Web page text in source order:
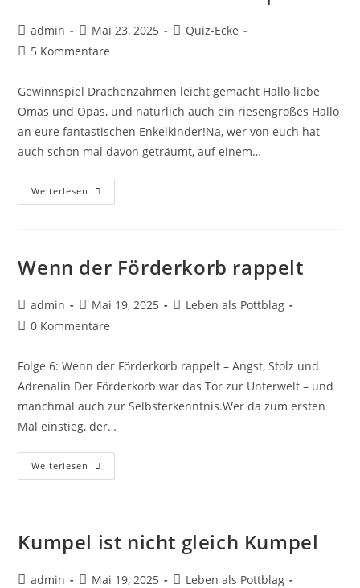
admin Mai 23, 2025
Quiz-Ecke
5 Kommentare
Gewinnspiel Drachenzähmen leicht gemacht Hallo liebe
Omas und Opas, und natürlich auch ein riesengroßes Hallo
an eure fantastischen Enkelkinder!Na, wer von euch hat
auch schon mal davon geträumt, auf einem…
Weiterlesen
Wenn der Förderkorb rappelt
admin Mai 19, 2025
Leben als Pottblag
0 Kommentare
Folge 6: Wenn der Förderkorb rappelt – Angst, Stolz und
Adrenalin Der Förderkorb war das Tor zur Unterwelt – und
manchmal auch zur Selbsterkenntnis.Wer da zum ersten
Mal einstieg, der…
Weiterlesen
Kumpel ist nicht gleich Kumpel
admin Mai 19, 2025
Leben als Pottblag